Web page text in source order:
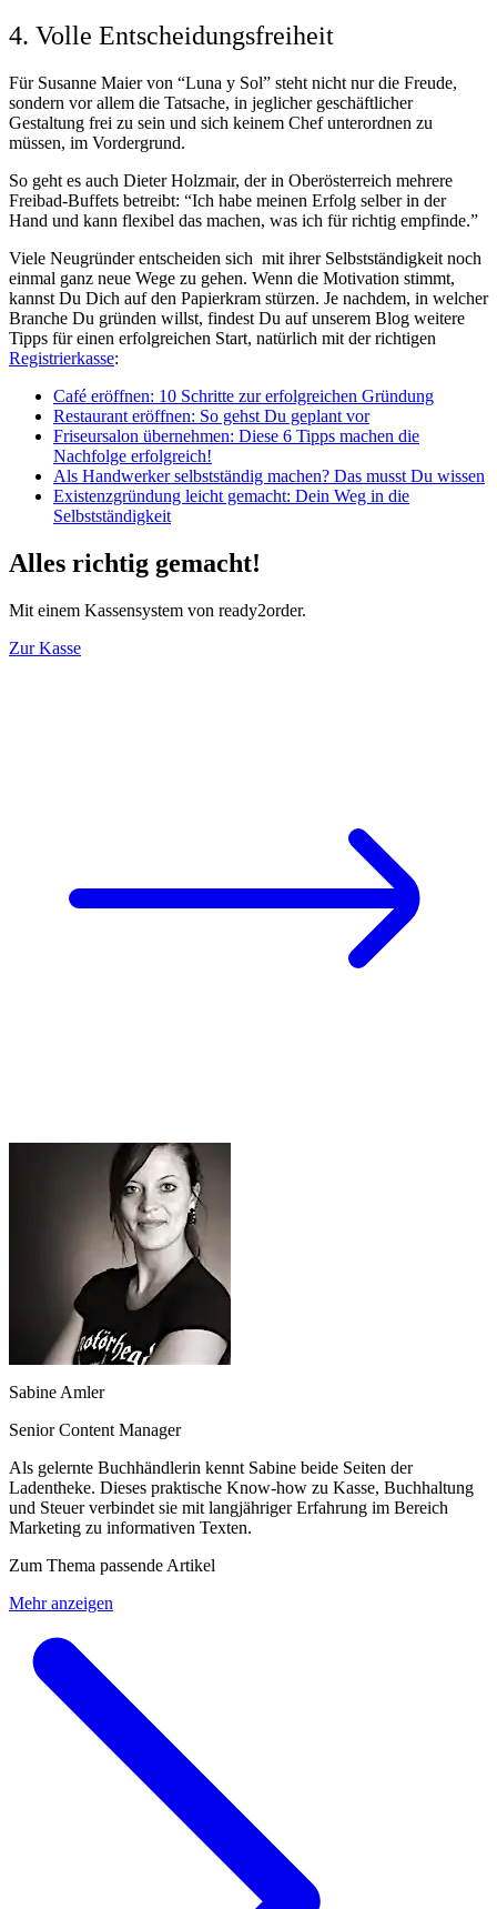
4. Volle Entscheidungsfreiheit
Für Susanne Maier von “Luna y Sol” steht nicht nur die Freude,
sondern vor allem die Tatsache, in jeglicher geschäftlicher
Gestaltung frei zu sein und sich keinem Chef unterordnen zu
müssen, im Vordergrund.
So geht es auch Dieter Holzmair, der in Oberösterreich mehrere
Freibad-Buffets betreibt: “Ich habe meinen Erfolg selber in der
Hand und kann flexibel das machen, was ich für richtig empfinde.”
Viele Neugründer entscheiden sich mit ihrer Selbstständigkeit noch
einmal ganz neue Wege zu gehen. Wenn die Motivation stimmt,
kannst Du Dich auf den Papierkram stürzen. Je nachdem, in welcher
Branche Du gründen willst, findest Du auf unserem Blog weitere
Tipps für einen erfolgreichen Start, natürlich mit der richtigen
Registrierkasse:
Café eröffnen: 10 Schritte zur erfolgreichen Gründung
Restaurant eröffnen: So gehst Du geplant vor
Friseursalon übernehmen: Diese 6 Tipps machen die
Nachfolge erfolgreich!
Als Handwerker selbstständig machen? Das musst Du wissen
Existenzgründung leicht gemacht: Dein Weg in die
Selbstständigkeit
Alles richtig gemacht!
Mit einem Kassensystem von ready2order.
Zur Kasse
Sabine Amler
Senior Content Manager
Als gelernte Buchhändlerin kennt Sabine beide Seiten der
Ladentheke. Dieses praktische Know-how zu Kasse, Buchhaltung
und Steuer verbindet sie mit langjähriger Erfahrung im Bereich
Marketing zu informativen Texten.
Zum Thema passende Artikel
Mehr anzeigen